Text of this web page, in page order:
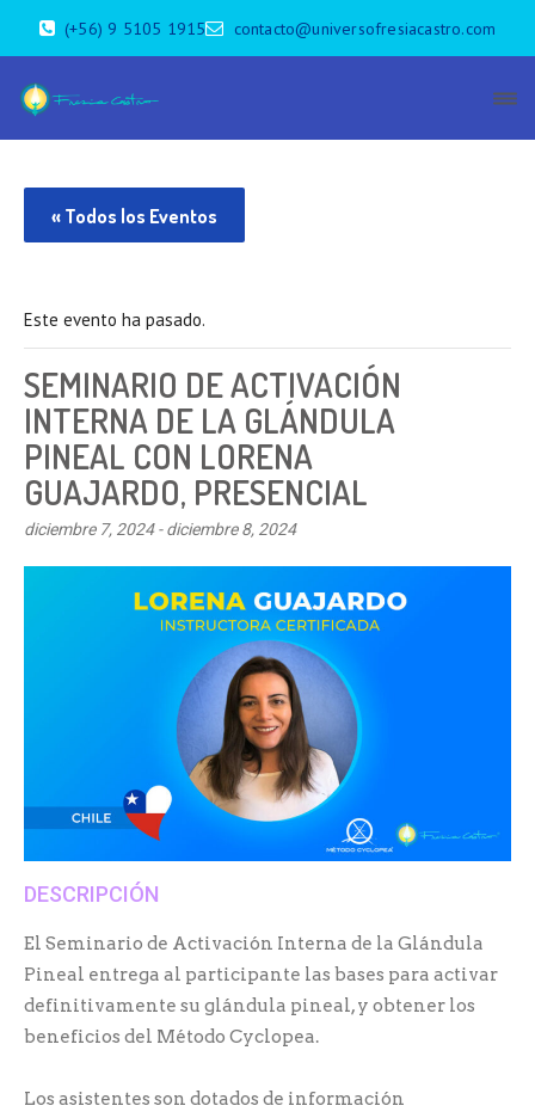
(+56) 9 5105 1915 contacto@universofresiacastro.com
« Todos los Eventos
Este evento ha pasado.
SEMINARIO DE ACTIVACIÓN
INTERNA DE LA GLÁNDULA
PINEAL CON LORENA
GUAJARDO, PRESENCIAL
diciembre 7, 2024-diciembre 8, 2024
DESCRIPCIÓN
El Seminario de Activación Interna de la Glándula
Pineal entrega al participante las bases para activar
definitivamente su glándula pineal, y obtener los
beneficios del Método Cyclopea.
Los asistentes son dotados de información